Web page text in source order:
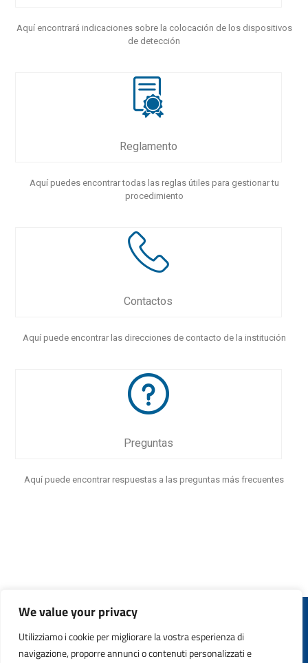
We value your privacy
Utilizziamo i cookie per migliorare la vostra esperienza di
navigazione, proporre annunci o contenuti personalizzati e
Aquí encontrará indicaciones sobre la colocación de los dispositivos
de detección
Reglamento
Aquí puedes encontrar todas las reglas útiles para gestionar tu
procedimiento
Contactos
Aquí puede encontrar las direcciones de contacto de la institución
Preguntas
Aquí puede encontrar respuestas a las preguntas más frecuentes
Copyright © 2011 - 2024. All Rights Reserved. Safety21 S.p.A. –